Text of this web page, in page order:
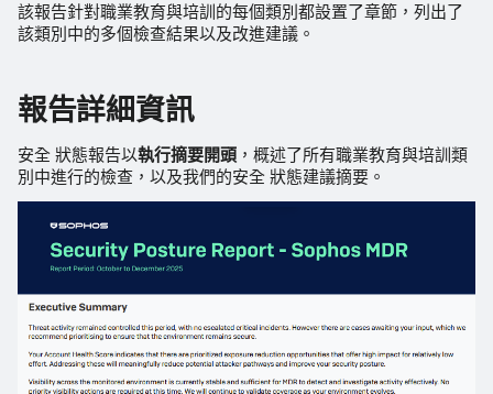
該報告針對職業教育與培訓的每個類別都設置了章節，列出了
該類別中的多個檢查結果以及改進建議。
報告詳細資訊
安全 狀態報告以執行摘要開頭 ，概述了所有職業教育與培訓類
別中進行的檢查，以及我們的安全 狀態建議摘要。